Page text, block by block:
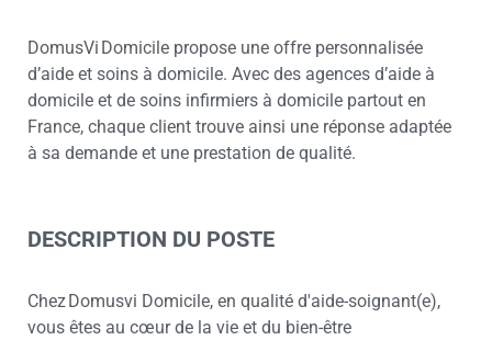
DomusVi Domicile propose une offre personnalisée
d’aide et soins à domicile. Avec des agences d’aide à
domicile et de soins infirmiers à domicile partout en
France, chaque client trouve ainsi une réponse adaptée
à sa demande et une prestation de qualité.
DESCRIPTION DU POSTE
Chez Domusvi Domicile, en qualité d'aide-soignant(e),
vous êtes au cœur de la vie et du bien-être